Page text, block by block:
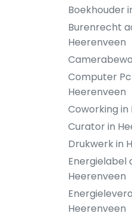
Boekhouder
Burenrecht
Heerenveen
Computer
Heerenveen
Coworking
Curator in
Drukwerk in
Energielabel
Heerenveen
Heerenveen